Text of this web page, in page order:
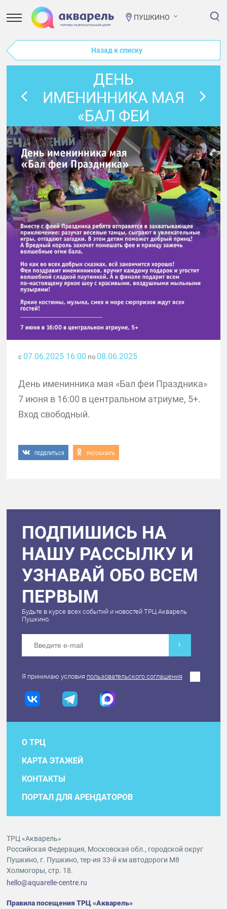
ПУШКИНО
Назад к списку
ДЕНЬ
ИМЕНИННИКА МАЯ
«БАЛ ФЕИ
ПРАЗДНИКА»
с 07.06.2025 16:00 по 08.06.2025
День именинника мая «Бал феи Праздника»
7 июня в 16:00 в центральном атриуме, 5+.
Вход свободный.
ПОДЕЛИТЬСЯ РАССКАЗАТЬ
ПОДПИШИСЬ НА
НАШУ РАССЫЛКУ И
УЗНАВАЙ ОБО ВСЕМ
ПЕРВЫМ
Будьте в курсе всех событий и новостей ТРЦ Акварель
Пушкино.
Я принимаю условия пользовательского соглашения
О ТРЦ
КАРТА ЭТАЖЕЙ
КОНТАКТЫ
ПОРТАЛ ДЛЯ АРЕНДАТОРОВ
ТРЦ «Акварель»
Российская Федерация, Московская обл., городской округ
Пушкино, г. Пушкино, тер-ия 33-й км автодороги М8
Холмогоры, стр. 18.
hello@aquarelle-centre.ru
Правила посещения ТРЦ «Акварель»